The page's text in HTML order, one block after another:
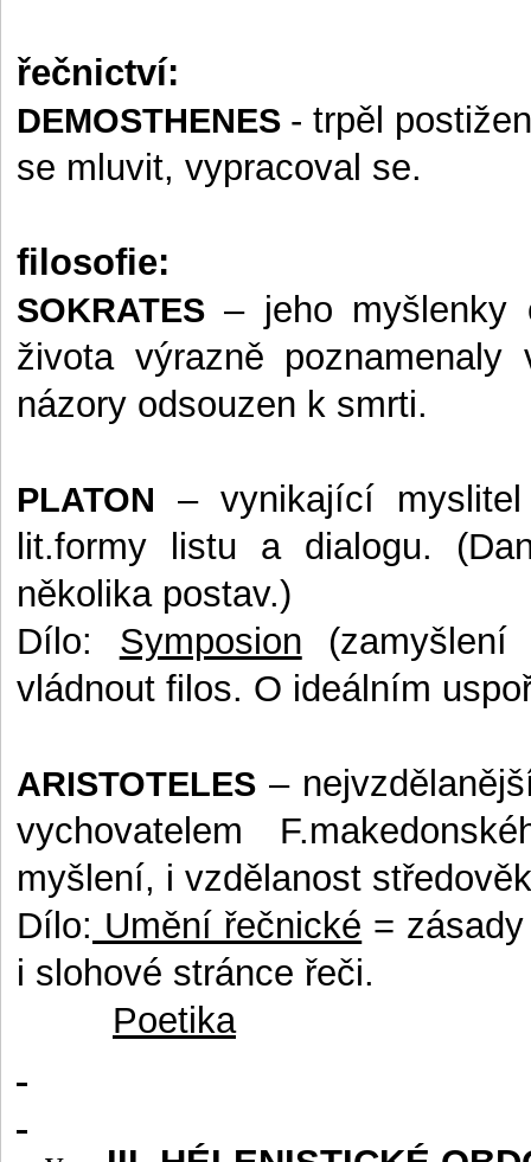
řečnictví:
DEMOSTHENES - trpěl
se mluvit, vypracoval se.
filosofie:
SOKRATES – jeho myšlenky
života výrazně
názory odsouzen k smrti.
PLATON
– vynikající
lit.formy listu a dialogu.
několika postav.)
Dílo: Symposion
vládnout filos. O ideálním
ARISTOTELES –
vychovatelem
myšlení, i vzdělanost
Dílo: Umění řečnické =
i slohové stránce řeči.
Poetika